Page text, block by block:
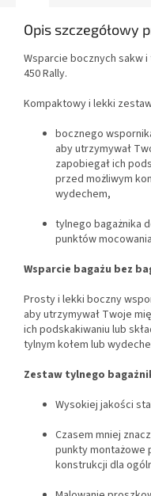
Opis szczegółowy
Wsparcie bocznych sakw
450 Rally.
Kompaktowy i lekki
bocznego
aby utrzymywał
zapobiegał ich
przed możliwym
wydechem,
tylnego bagażnika
punktów
Wsparcie bagażu bez
Prosty i lekki boczny
aby utrzymywał Twoje
ich podskakiwaniu lub
tylnym kołem lub
Zestaw tylnego
Wysokiej jakości
Czasem mniej
punkty montażowe
konstrukcji dla